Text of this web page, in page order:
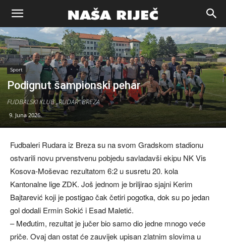
Naša
riječ
Zenica
Sport
Podignut šampionski pehar
FUDBALSKI KLUB „RUDAR“ BREZA
9. Juna 2026.
Fudbaleri Rudara iz Breza su na svom Gradskom stadionu
ostvarili novu prvenstvenu pobjedu savladavši ekipu NK Vis
Kosova-Moševac rezultatom 6:2 u susretu 20. kola
Kantonalne lige ZDK. Još jednom je briljirao sjajni Kerim
Bajtarević koji je postigao čak četiri pogotka, dok su po jedan
gol dodali Ermin Sokić i Esad Maletić.
– Međutim, rezultat je jučer bio samo dio jedne mnogo veće
priče. Ovaj dan ostat će zauvijek upisan zlatnim slovima u